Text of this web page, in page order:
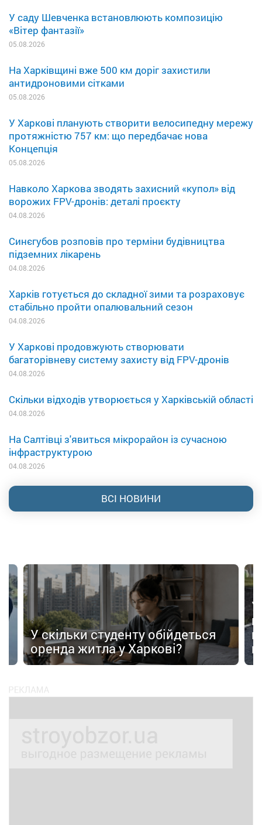
У саду Шевченка встановлюють композицію
«Вітер фантазії»
05.08.2026
На Харківщині вже 500 км доріг захистили
антидроновими сітками
05.08.2026
У Харкові планують створити велосипедну мережу
протяжністю 757 км: що передбачає нова
Концепція
05.08.2026
Навколо Харкова зводять захисний «купол» від
ворожих FPV-дронів: деталі проєкту
04.08.2026
Синєгубов розповів про терміни будівництва
підземних лікарень
04.08.2026
Харків готується до складної зими та розраховує
стабільно пройти опалювальний сезон
04.08.2026
У Харкові продовжують створювати
багаторівневу систему захисту від FPV-дронів
04.08.2026
Скільки відходів утворюється у Харківській області
04.08.2026
На Салтівці з'явиться мікрорайон із сучасною
інфраструктурою
04.08.2026
ВСІ НОВИНИ
У скільки студенту обійдеться
оренда житла у Харкові?